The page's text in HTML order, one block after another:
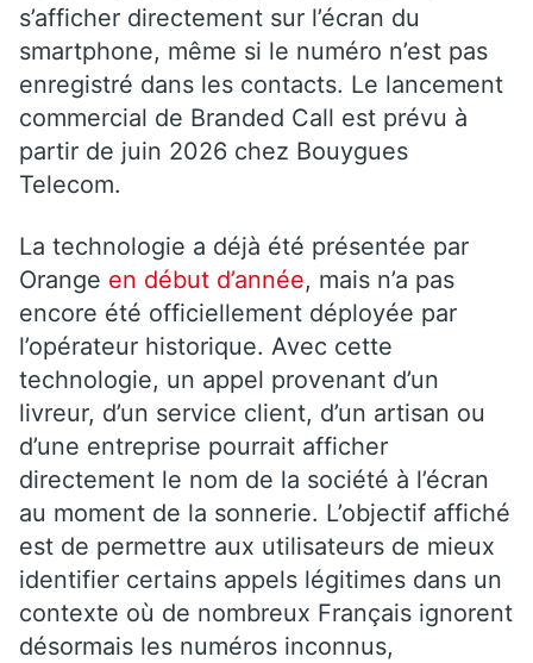
s’afficher directement sur l’écran du
smartphone, même si le numéro n’est pas
enregistré dans les contacts. Le lancement
commercial de Branded Call est prévu à
partir de juin 2026 chez Bouygues
Telecom.
La technologie a déjà été présentée par
Orange en début d’année, mais n’a pas
encore été officiellement déployée par
l’opérateur historique. Avec cette
technologie, un appel provenant d’un
livreur, d’un service client, d’un artisan ou
d’une entreprise pourrait afficher
directement le nom de la société à l’écran
au moment de la sonnerie. L’objectif affiché
est de permettre aux utilisateurs de mieux
identifier certains appels légitimes dans un
contexte où de nombreux Français ignorent
désormais les numéros inconnus,